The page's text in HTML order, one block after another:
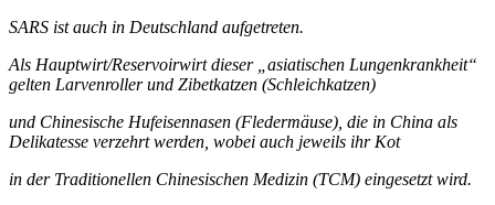
SARS ist auch in Deutschland aufgetreten.
Als Hauptwirt/Reservoirwirt dieser „asiatischen Lungenkrankheit“
gelten Larvenroller und Zibetkatzen (Schleichkatzen)
und Chinesische Hufeisennasen (Fledermäuse), die in China als
Delikatesse verzehrt werden, wobei auch jeweils ihr Kot
in der Traditionellen Chinesischen Medizin (TCM) eingesetzt wird.